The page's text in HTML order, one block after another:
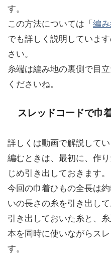
す。
この方法については「編
でも詳しく説明していま
さい。
糸端は編み地の裏側で目
くださいね。
スレッドコードで巾
詳しくは動画で解説して
編むときは、最初に、作
じめ引き出しておきます。
今回の巾着ひもの全長は
いの長さの糸を引き出して
引き出しておいた糸と、
本を同時に使いながらス
す。